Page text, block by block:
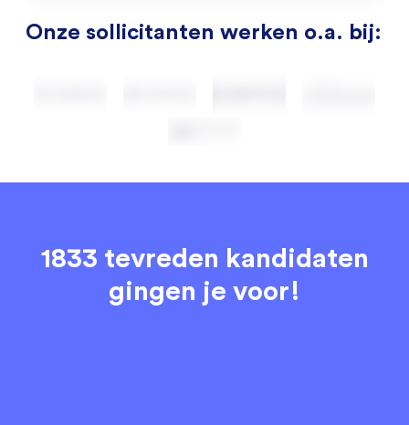
Onze sollicitanten werken o.a. bij:
1833 tevreden kandidaten
gingen je voor!